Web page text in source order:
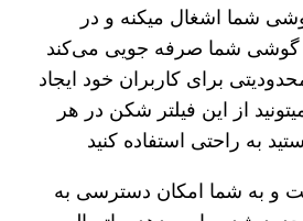
شما اشغال میکنه و در
شما صرفه جویی می‌کند
برای کاربران خود ایجاد
از این فیلتر شکن در هر
به راحتی استفاده کنید
و به شما امکان دسترسی به